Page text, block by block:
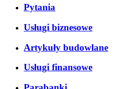
Pytania
Usługi biznesowe
Artykuły budowlane
Usługi finansowe